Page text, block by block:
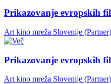
Prikazovanje evropskih
Art kino mreža Slovenije (Partner)
Prikazovanje evropskih
Art kino mreža Slovenije (Partner)